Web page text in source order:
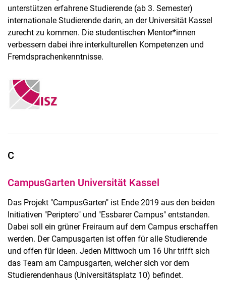
unterstützen erfahrene Studierende (ab 3. Semester)
internationale Studierende darin, an der Universität Kassel
zurecht zu kommen. Die studentischen Mentor*innen
verbessern dabei ihre interkulturellen Kompetenzen und
Fremdsprachenkenntnisse.
C
CampusGarten Universität Kassel
Das Projekt "CampusGarten" ist Ende 2019 aus den beiden
Initiativen "Periptero" und "Essbarer Campus" entstanden.
Dabei soll ein grüner Freiraum auf dem Campus erschaffen
werden. Der Campusgarten ist offen für alle Studierende
und offen für Ideen. Jeden Mittwoch um 16 Uhr trifft sich
das Team am Campusgarten, welcher sich vor dem
Studierendenhaus (Universitätsplatz 10) befindet.